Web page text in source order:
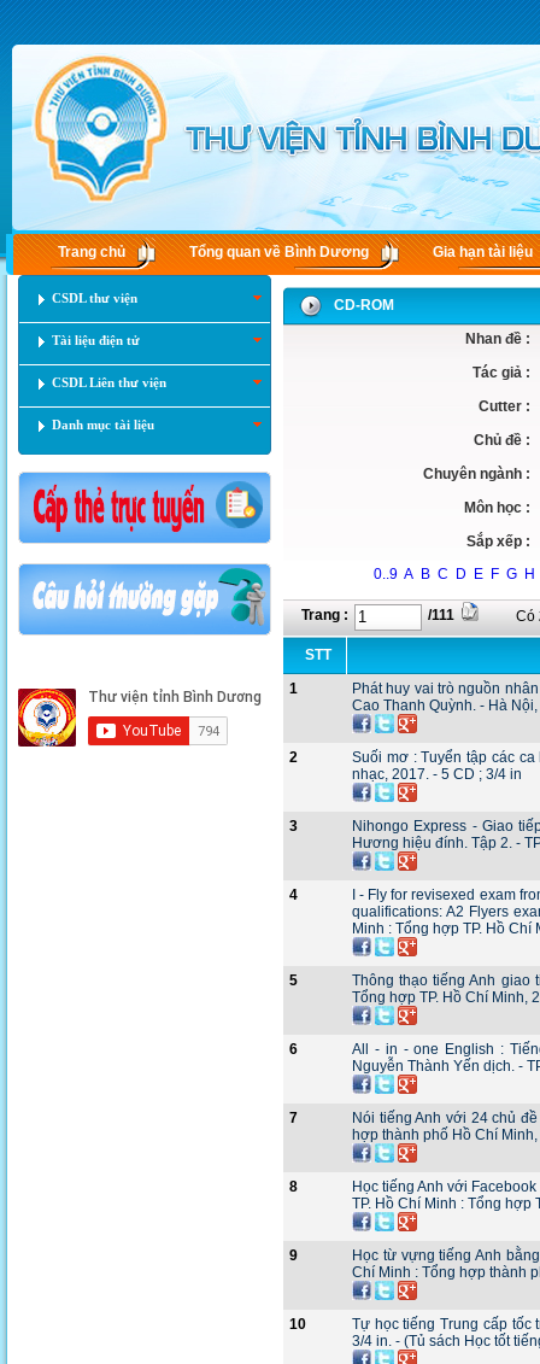
Trang chủ Tổng quan về Bình Dương Gia hạn tài liệu
CSDL thư viện
Tài liệu điện tử
CSDL Liên thư viện
Danh mục tài liệu
CD-ROM
Nhan đề :
Tác giả :
Cutter :
Chủ đề :
Chuyên ngành :
Môn học :
Sắp xếp :
0..9 A B C D E F G H
Trang : /111 Có
STT
1
Phát huy vai trò nguồn
Cao Thanh Quỳnh. - Hà
2
Suối mơ : Tuyển tập các
nhạc, 2017. - 5 CD ; 3/4 in
3
Nihongo Express - Giao
Hương hiệu đính. Tập 2. -
4
I - Fly for revisexed exam
qualifications: A2 Flyers
Minh : Tổng hợp TP. Hồ Chí
5
Thông thạo tiếng Anh giao
Tổng hợp TP. Hồ Chí Minh,
6
All - in - one English :
Nguyễn Thành Yến dịch. -
7
Nói tiếng Anh với 24 chủ
hợp thành phố Hồ Chí
8
Học tiếng Anh với
TP. Hồ Chí Minh : Tổng hợp
9
Học từ vựng tiếng Anh
Chí Minh : Tổng hợp thành
10
Tự học tiếng Trung cấp tốc
3/4 in. - (Tủ sách Học tốt